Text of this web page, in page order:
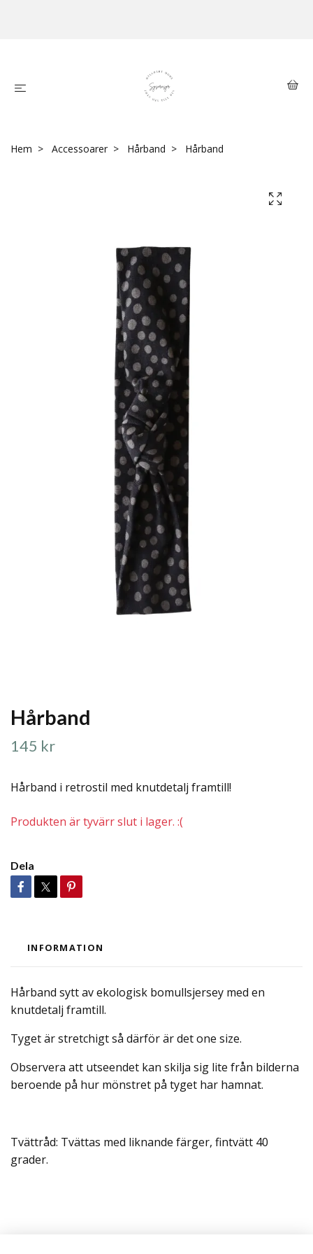
Hem Accessoarer Hårband Hårband
Hårband
145 kr
Hårband i retrostil med knutdetalj framtill!
Produkten är tyvärr slut i lager. :(
Dela
INFORMATION
Hårband sytt av ekologisk bomullsjersey med en
knutdetalj framtill.
Tyget är stretchigt så därför är det one size.
Observera att utseendet kan skilja sig lite från bilderna
beroende på hur mönstret på tyget har hamnat.
Tvättråd: Tvättas med liknande färger, fintvätt 40
grader.